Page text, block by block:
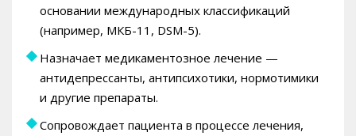
основании международных классификаций
(например, МКБ-11, DSM-5).
Назначает медикаментозное лечение —
антидепрессанты, антипсихотики, нормотимики
и другие препараты.
Сопровождает пациента в процессе лечения,